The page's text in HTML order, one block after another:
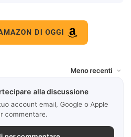
DI OGGI
alla discussione
account email, Google o Apple
commentare.